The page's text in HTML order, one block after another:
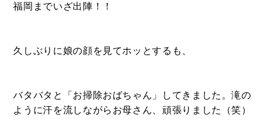
SELL 物件の売却
福岡までいざ出陣！！
久しぶりに娘の顔を見てホッとするも、
バタバタと「お掃除おばちゃん」してきました。滝の
ように汗を流しながらお母さん、頑張りました（笑）